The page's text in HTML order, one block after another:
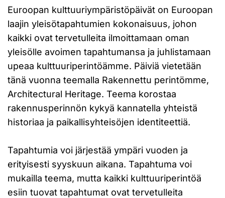
Euroopan kulttuuriympäristöpäivät on Euroopan
laajin yleisötapahtumien kokonaisuus, johon
kaikki ovat tervetulleita ilmoittamaan oman
yleisölle avoimen tapahtumansa ja juhlistamaan
upeaa kulttuuriperintöämme. Päiviä vietetään
tänä vuonna teemalla Rakennettu perintömme,
Architectural Heritage. Teema korostaa
rakennusperinnön kykyä kannatella yhteistä
historiaa ja paikallisyhteisöjen identiteettiä.
Tapahtumia voi järjestää ympäri vuoden ja
erityisesti syyskuun aikana. Tapahtuma voi
mukailla teema, mutta kaikki kulttuuriperintöä
esiin tuovat tapahtumat ovat tervetulleita